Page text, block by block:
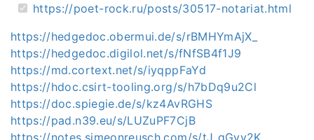
https://poet-rock.ru/posts/30517-notariat.html
https://hedgedoc.obermui.de/s/rBMHYmAjX_
https://hedgedoc.digilol.net/s/fNfSB4f1J9
https://md.cortext.net/s/iyqppFaYd
https://hdoc.csirt-tooling.org/s/h7bDq9u2Cl
https://doc.spiegie.de/s/kz4AvRGHS
https://pad.n39.eu/s/LUZuPF7CjB
https://notes.simeonreusch.com/s/tJ_qGyv2K